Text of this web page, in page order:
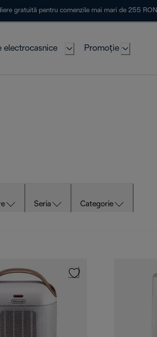
gratuită pentru comenzile mai mari de 255 RON
electrocasnice Promoție
Seria Categorie